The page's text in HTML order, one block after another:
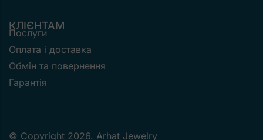
КЛІЄНТАМ
Послуги
Оплата і доставка
Обмін та повернення
Гарантія
© Copyright 2026. Arhat Jewelry